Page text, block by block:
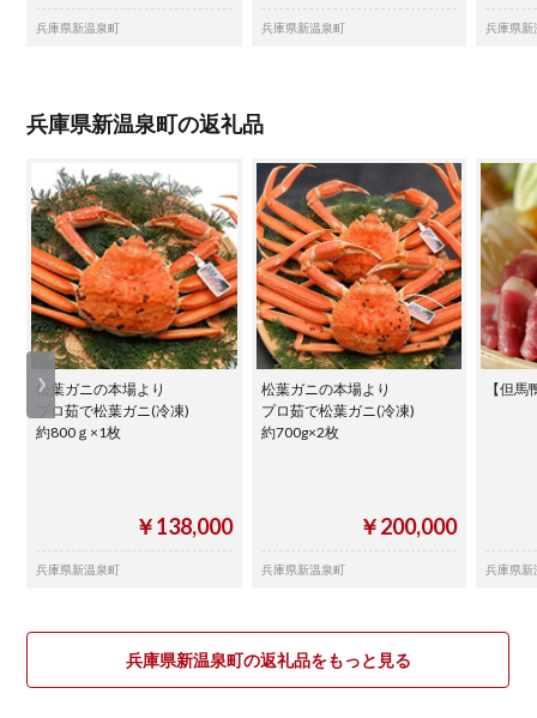
兵庫県新温泉町 兵庫県新温泉町 兵庫県新
兵庫県新温泉町の返礼品
松葉ガニの本場より
プロ茹で松葉ガニ(冷凍)
約800ｇ×1枚
￥138,000
兵庫県新温泉町
松葉ガニの本場より
プロ茹で松葉ガニ(冷凍)
約700g×2枚
￥200,000
兵庫県新温泉町
【但
兵庫県新
兵庫県新温泉町の返礼品をもっと見る